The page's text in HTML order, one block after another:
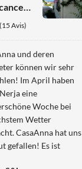
Anna
Avis)
und deren
können wir sehr
Im April haben
eine
Woche bei
Wetter
CasaAnna hat uns
gefallen! Es ist